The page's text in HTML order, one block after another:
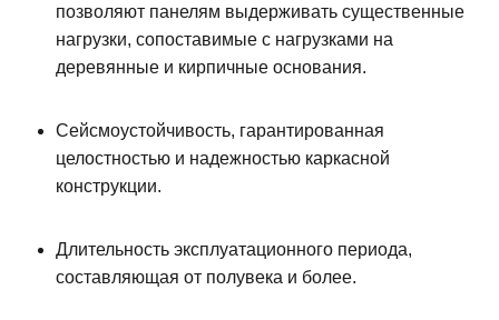
позволяют панелям выдерживать существенные
нагрузки, сопоставимые с нагрузками на
деревянные и кирпичные основания.
Сейсмоустойчивость, гарантированная
целостностью и надежностью каркасной
конструкции.
Длительность эксплуатационного периода,
составляющая от полувека и более.